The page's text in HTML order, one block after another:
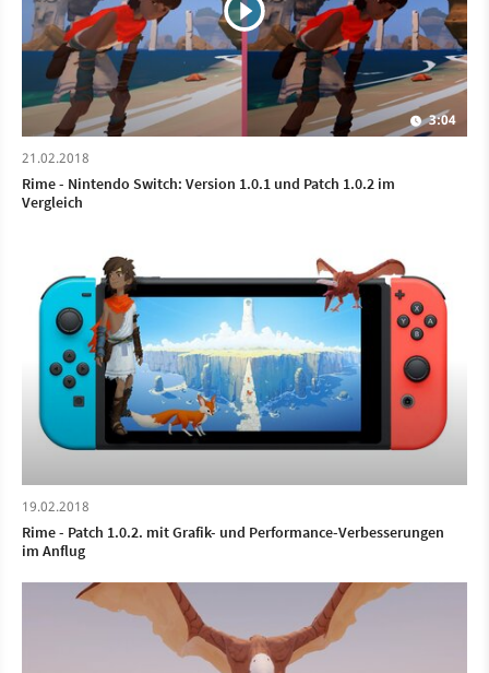
3:04
21.02.2018
Rime - Nintendo Switch: Version 1.0.1 und Patch 1.0.2 im
Vergleich
19.02.2018
Rime - Patch 1.0.2. mit Grafik- und Performance-Verbesserungen
im Anflug